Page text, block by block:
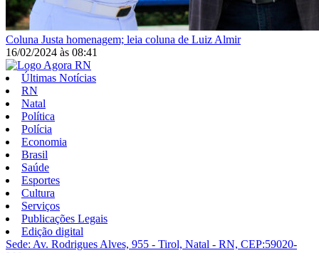
Coluna Justa homenagem; leia coluna de Luiz Almir
16/02/2024 às 08:41
Últimas Notícias
RN
Natal
Política
Polícia
Economia
Brasil
Saúde
Esportes
Cultura
Serviços
Publicações Legais
Edição digital
Sede: Av. Rodrigues Alves, 955 - Tirol, Natal - RN, CEP:59020-